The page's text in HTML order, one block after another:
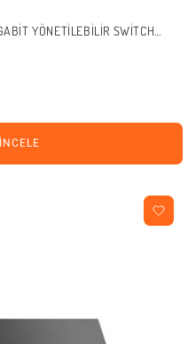
YÖNETILEBILIR SWITCH